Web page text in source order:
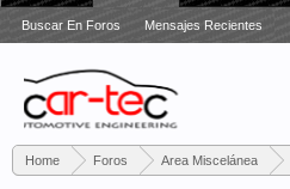
Home Foros Area Miscelánea
Buscar En Foros Mensajes Recientes